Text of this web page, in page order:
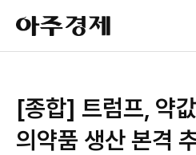
아
주
경
[종합] 트럼프, 약
의약품 생산 본격